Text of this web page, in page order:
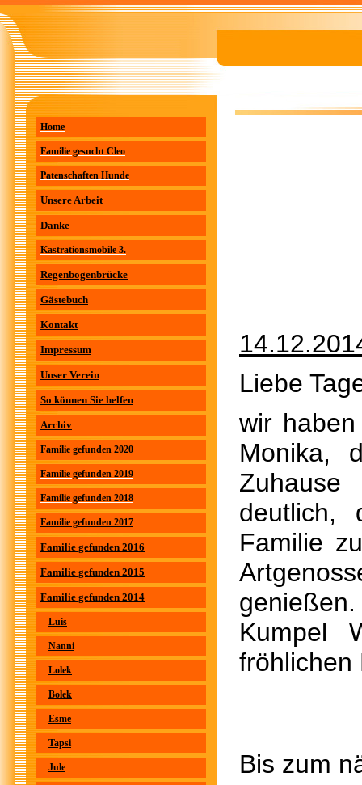
Home
Familie gesucht Cleo
Patenschaften Hunde
Unsere Arbeit
Danke
Kastrationsmobile 3.
Regenbogenbrücke
Gästebuch
Kontakt
Impressum
Unser Verein
So können Sie helfen
Archiv
Familie gefunden 2020
Familie gefunden 2019
Familie gefunden 2018
Familie gefunden 2017
Familie gefunden 2016
Familie gefunden 2015
Familie gefunden 2014
Luis
Nanni
Lolek
Bolek
Esme
Tapsi
Jule
Liebe
wir
Monika,
deutlich,
Familie
Kumpel
fröhlichen
Bis zum